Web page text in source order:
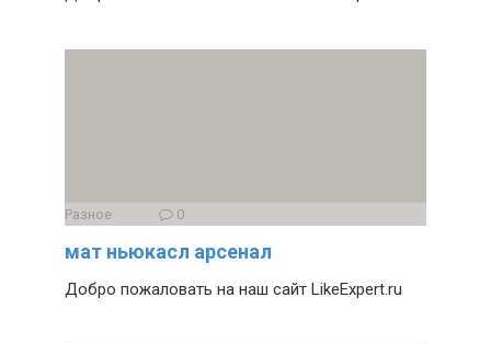
Разное 0
мат ньюкасл арсенал
Добро пожаловать на наш сайт LikeExpert.ru